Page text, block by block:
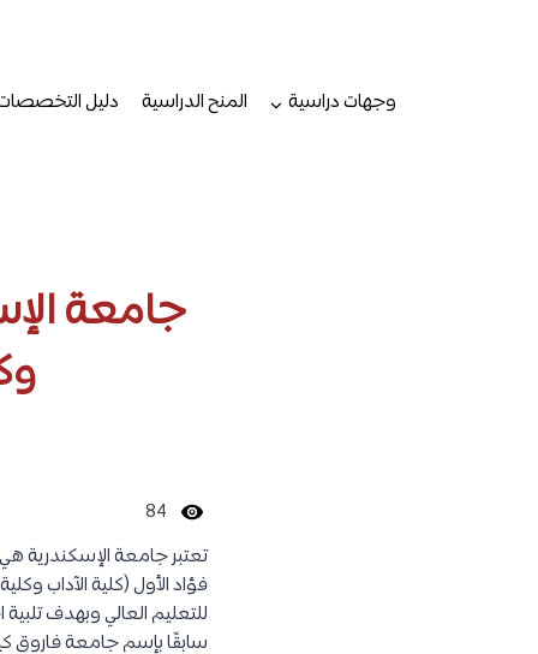
وجهات دراسية
المنح الدراسية دليل
جامعة
84
تعتبر جامعة الإسكندرية
سابقًا بإسم جامعة فاروق كيانًا منفصلًا مع 4 كليات إضافية